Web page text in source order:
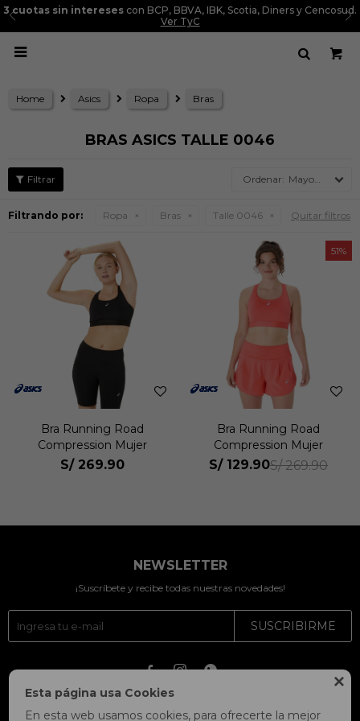

Esta página usa Cookies
En esta web usamos cookies, para ofrecerte la mejor
3 cuotas sin intereses con BCP, BBVA, IBK, Scotia, Diners y Cencosud.
Ver TyC

Home Asics Ropa Bras
BRAS ASICS TALLE 0046
Mayor precio
Filtrando por: Ropa Bras Talle 0046 Quitar filtros
Bra Running Road
Compression Mujer
S/ 269.90
51
Bra Running Road
Compression Mujer
S/ 129.90S/ 269.90
NEWSLETTER
¡Suscríbete y recibe todas nuestras novedades!
SUSCRIBIRME
  